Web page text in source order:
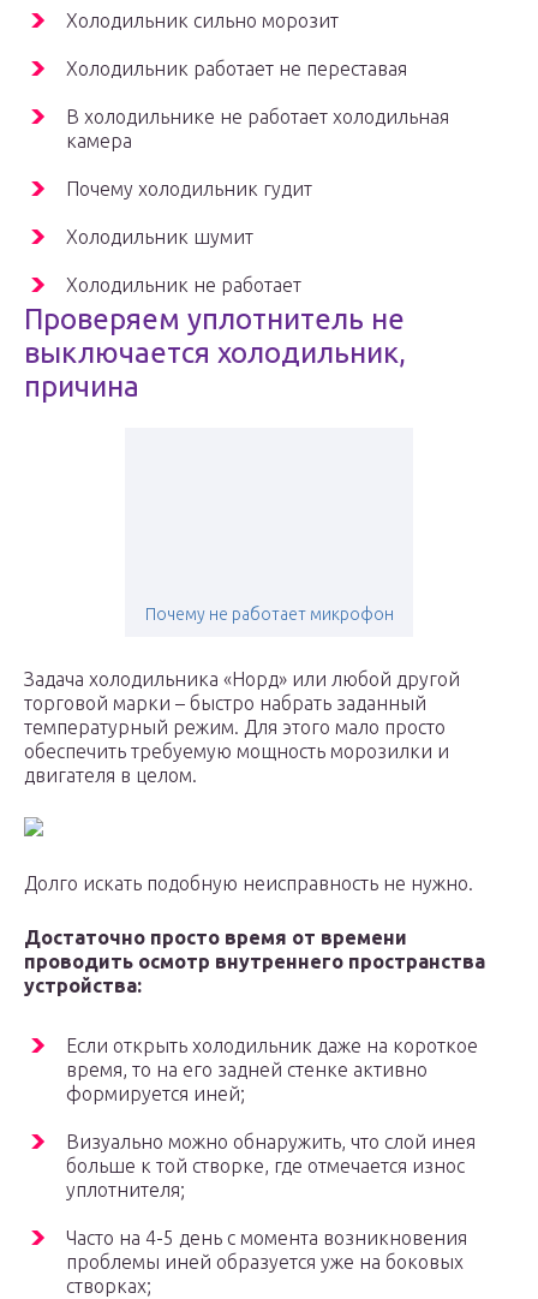
Холодильник сильно морозит
Холодильник работает не переставая
В холодильнике не работает холодильная
камера
Почему холодильник гудит
Холодильник шумит
Холодильник не работает
Проверяем уплотнитель не
выключается холодильник,
причина
Почему не работает микрофон
Задача холодильника «Норд» или любой другой
торговой марки – быстро набрать заданный
температурный режим. Для этого мало просто
обеспечить требуемую мощность морозилки и
двигателя в целом.
Долго искать подобную неисправность не нужно.
Достаточно просто время от времени
проводить осмотр внутреннего пространства
устройства:
Если открыть холодильник даже на короткое
время, то на его задней стенке активно
формируется иней;
Визуально можно обнаружить, что слой инея
больше к той створке, где отмечается износ
уплотнителя;
Часто на 4-5 день с момента возникновения
проблемы иней образуется уже на боковых
створках;